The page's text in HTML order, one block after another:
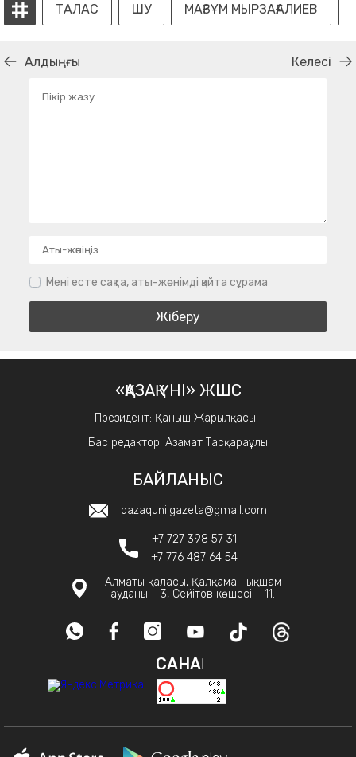
ТАЛАС ШУ МАҒЗҰМ МЫРЗАҒАЛИЕВ
Алдыңғы Келесі
Мені есте сақта, аты-жөнімді қайта сұрама
«ҚАЗАҚ ҮНІ» ЖШС
Президент: Қаныш Жарылқасын
Бас редактор: Азамат Тасқараұлы
БАЙЛАНЫС
qazaquni.gazeta@gmail.com
+7 727 398 57 31
+7 776 487 64 54
Алматы қаласы, Қалқаман ықшам
ауданы – 3, Сейітов көшесі – 11.
САНАҚ